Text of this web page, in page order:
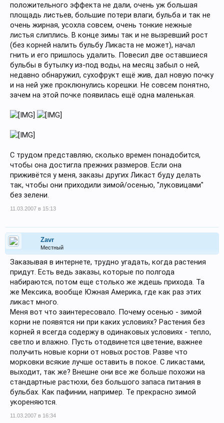
положительного эффекта не дали, очень уж большая
площадь листьев, большие потери влаги, бульба и так не
очень жирная, усохла совсем, очень тонкие нежные
листья слиплись. В конце зимы так и не вызревший рост
(без корней налить бульбу Ликаста не может), начал
гнить и его пришлось удалить. Повесил две оставшиеся
бульбы в бутылку из-под воды, на месяц забыл о ней,
недавно обнаружил, сухофрукт ещё жив, дал новую почку
и на ней уже проклюнулись корешки. Не совсем понятно,
зачем на этой почке появилась ещё одна маленькая.
С трудом представляю, сколько времен понадобится,
чтобы она достигла прежних размеров. Если она
приживётся у меня, заказы других Ликаст буду делать
так, чтобы они приходили зимой/осенью, "луковицами"
без зелени.
11.03.2007 в 15:13
Zavr
Местный
Заказывая в интернете, трудно угадать, когда растения
придут. Есть ведь заказы, которые по полгода
набираются, потом еще столько же ждешь прихода. Та
же Мексика, вообще Южная Америка, где как раз этих
ликаст много.
Меня вот что заинтересовало. Почему осенью - зимой
корни не появятся ни при каких условиях? Растения без
корней я всегда содержу в одинаковых условиях - тепло,
светло и влажно. Пусть отодвинется цветение, важнее
получить новые корни от новых ростов. Разве что
морковки всякие лучше оставить в покое. С ликастами,
выходит, так же? Внешне они все же больше похожи на
стандартные растюхи, без большого запаса питания в
бульбах. Как пафинии, например. Те прекрасно зимой
укореняются.
11.03.2007 в 16:34